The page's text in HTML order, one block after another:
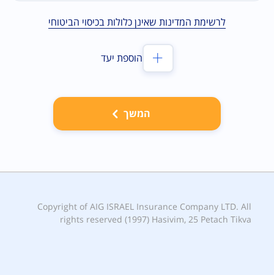
לרשימת המדינות שאינן כלולות בכיסוי הביטוחי
הוספת יעד
המשך
Copyright of AIG ISRAEL Insurance Company LTD. All
rights reserved (1997) Hasivim, 25 Petach Tikva